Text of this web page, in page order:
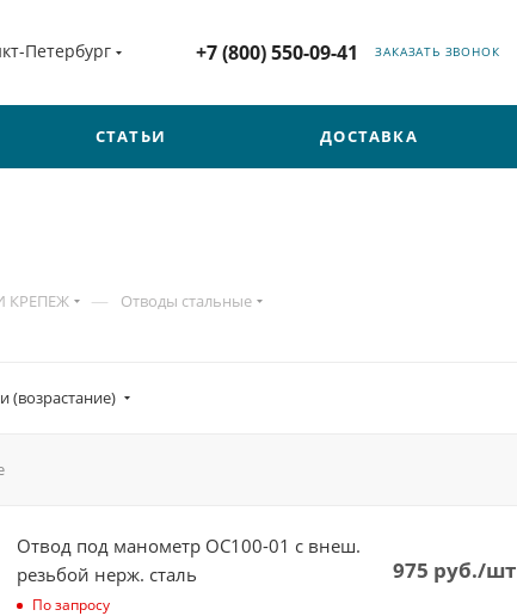
Петербург +7 (800) 550-09-41 ЗАКАЗАТЬ ЗВОНОК
СТАТЬИ ДОСТАВКА
КРЕПЕЖ — Отводы стальные
(возрастание)
Отвод под манометр ОС100-01 с внеш.
резьбой нерж. сталь
По запросу
975 руб./шт